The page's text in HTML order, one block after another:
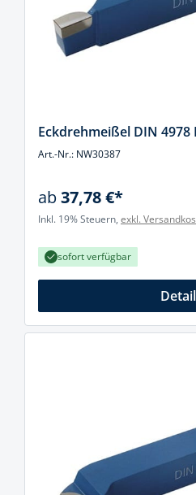
Eckdrehmeißel DIN 4978
Art.-Nr.: NW30387
ab37,78 €*
Inkl. 19% Steuern, exkl.
sofort verfügbar